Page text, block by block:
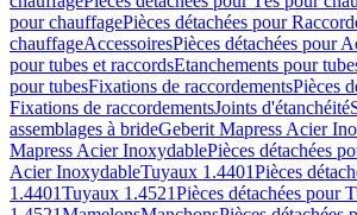
pour chauffagePièces détachées pour
chauffageAccessoiresPièces détachées pour
pour tubes et raccordsEtanchements pour
pour tubesFixations de raccordementsPièces
Fixations de raccordementsJoints d'étanchéité
assemblages à brideGeberit Mapress Acier
Mapress Acier InoxydablePièces détachées
Acier InoxydableTuyaux 1.4401Pièces
1.4401Tuyaux 1.4521Pièces détachées pour